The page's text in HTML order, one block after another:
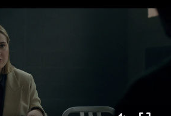
Projekt Niewinność